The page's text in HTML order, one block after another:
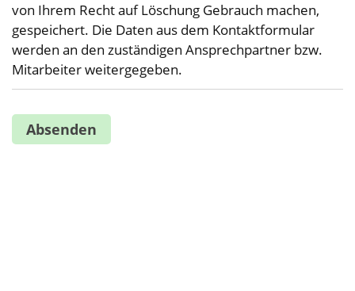
von Ihrem Recht auf Löschung Gebrauch machen,
gespeichert. Die Daten aus dem Kontaktformular
werden an den zuständigen Ansprechpartner bzw.
Mitarbeiter weitergegeben.